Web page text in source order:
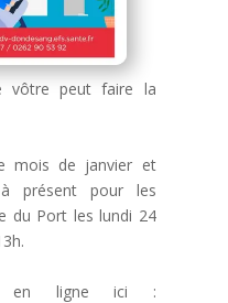
vôtre peut faire la
mois de janvier et
présent pour les
du Port les lundi 24
en ligne ici :